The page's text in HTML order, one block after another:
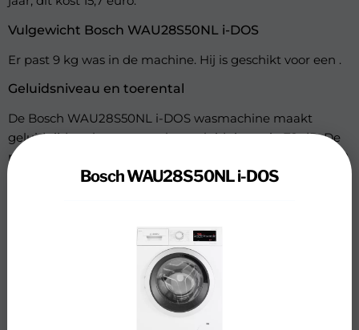
Vulgewicht Bosch WAU28S50NL i-DOS
Er past 9 kg was in de machine. Hij is geschikt voor een .
Geluidsniveau en toerental
De Bosch WAU28S50NL i-DOS wasmachine maakt
geluid tijdens het wassen, het geluidniveau is: 72 dB. De
machine beschikt over een maximaal toerental van: 1400
De Bosch WAU28S50NL i-DOS heeft 15 programma’s om
de juiste keuze te maken bij het wassen van je wasgoed.
De Bosch WAU28S50NL i-DOS beschikt over de volgende
algemene wasprogramma’s: fijne was, Handwas, Katoen,
Korte was, Opfrissen, Synthetisch, Wol. Er is aandacht aan
Bosch WAU28S50NL i-DOS